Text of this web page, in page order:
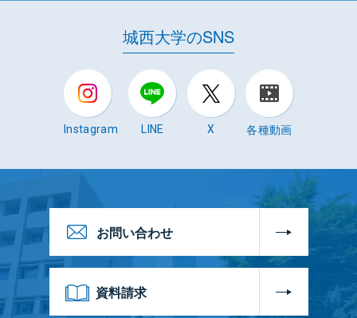
城西大学のSNS
Instagram LINE X 各種動画
お問い合わせ
資料請求